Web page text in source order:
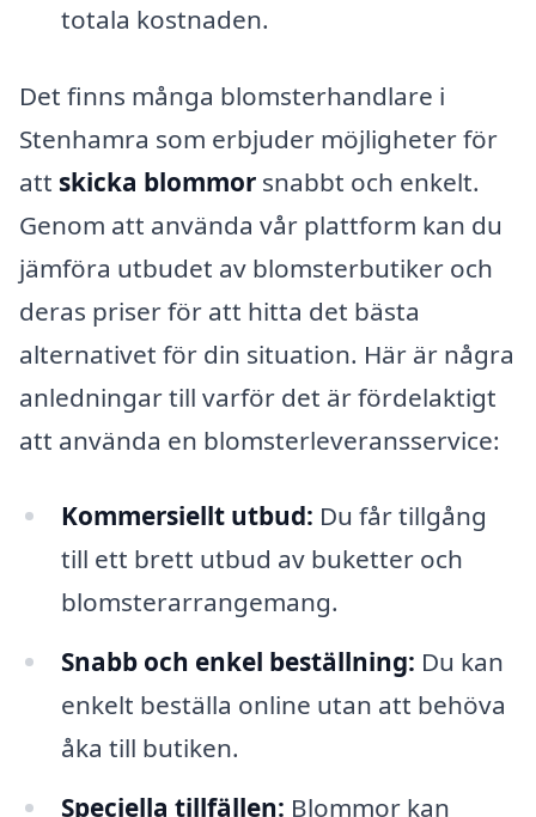
totala kostnaden.
Det finns många blomsterhandlare i
Stenhamra som erbjuder möjligheter för
att skicka blommor snabbt och enkelt.
Genom att använda vår plattform kan du
jämföra utbudet av blomsterbutiker och
deras priser för att hitta det bästa
alternativet för din situation. Här är några
anledningar till varför det är fördelaktigt
att använda en blomsterleveransservice:
Kommersiellt utbud: Du får tillgång
till ett brett utbud av buketter och
blomsterarrangemang.
Snabb och enkel beställning: Du kan
enkelt beställa online utan att behöva
åka till butiken.
Speciella tillfällen: Blommor kan